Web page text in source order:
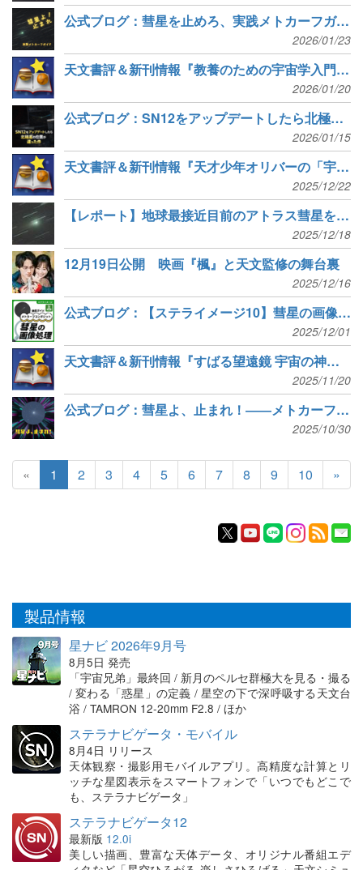
公式ブログ：彗星を止めろ、実践メトカーフガイド！
2026/01/23
天文書評＆新刊情報『教養のための宇宙学入門』『銀河天文学入門』など8冊
2026/01/20
公式ブログ：SN12をアップデートしたら北極星の位置が違った件
2026/01/15
天文書評＆新刊情報『天才少年オリバーの「宇宙」入門』『はじめまして赤い星』など6冊
2025/12/22
【レポート】地球最接近目前のアトラス彗星をとらえた
2025/12/18
12月19日公開 映画『楓』と天文監修の舞台裏
2025/12/16
公式ブログ：【ステライメージ10】彗星の画像処理 – 徹底ガイド
2025/12/01
天文書評＆新刊情報『すばる望遠鏡 宇宙の神秘を探る』『見たこともない宇宙』など6冊
2025/11/20
公式ブログ：彗星よ、止まれ！――メトカーフコンポジット奮闘記
2025/10/30
« 1 2 3 4 5 6 7 8 9 10 »
製品情報
星ナビ 2026年9月号
8月5日 発売
「宇宙兄弟」最終回 / 新月のペルセ群極大を見る・撮る
/ 変わる「惑星」の定義 / 星空の下で深呼吸する天文台
浴 / TAMRON 12-20mm F2.8 / ほか
ステラナビゲータ・モバイル
8月4日 リリース
天体観察・撮影用モバイルアプリ。高精度な計算とリ
ッチな星図表示をスマートフォンで「いつでもどこで
も、ステラナビゲータ」
ステラナビゲータ12
最新版 12.0i
美しい描画、豊富な天体データ、オリジナル番組エデ